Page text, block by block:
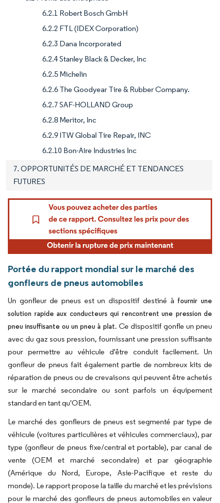
6.2.1 Robert Bosch GmbH
6.2.2 FTL (IDEX Corporation)
6.2.3 Dana Incorporated
6.2.4 Stanley Black & Decker, Inc
6.2.5 Michelin
6.2.6 The Goodyear Tire & Rubber Company.
6.2.7 SAF-HOLLAND Group
6.2.8 Meritor, Inc
6.2.9 ITW Global Tire Repair, INC
6.2.10 Bon-Aire Industries Inc
7. OPPORTUNITÉS DE MARCHÉ ET TENDANCES
FUTURES
Portée du rapport mondial sur le marché des
gonfleurs de pneus automobiles
Un gonfleur de pneus est un dispositif destiné à fournir une
solution rapide aux conducteurs qui rencontrent une pression de
pneu insuffisante ou un pneu à plat. Ce dispositif gonfle un pneu
avec du gaz sous pression, fournissant une pression suffisante
pour permettre au véhicule d'être conduit facilement. Un
gonfleur de pneus fait également partie de nombreux kits de
réparation de pneus ou de crevaisons qui peuvent être achetés
sur le marché secondaire ou sont parfois un équipement
standard en tant qu'OEM.
Le marché des gonfleurs de pneus est segmenté par type de
véhicule (voitures particulières et véhicules commerciaux), par
type (gonfleur de pneus fixe/central et portable), par canal de
vente (OEM et marché secondaire) et par géographie
(Amérique du Nord, Europe, Asie-Pacifique et reste du
monde). Le rapport propose la taille du marché et les prévisions
pour le marché des gonfleurs de pneus automobiles en valeur